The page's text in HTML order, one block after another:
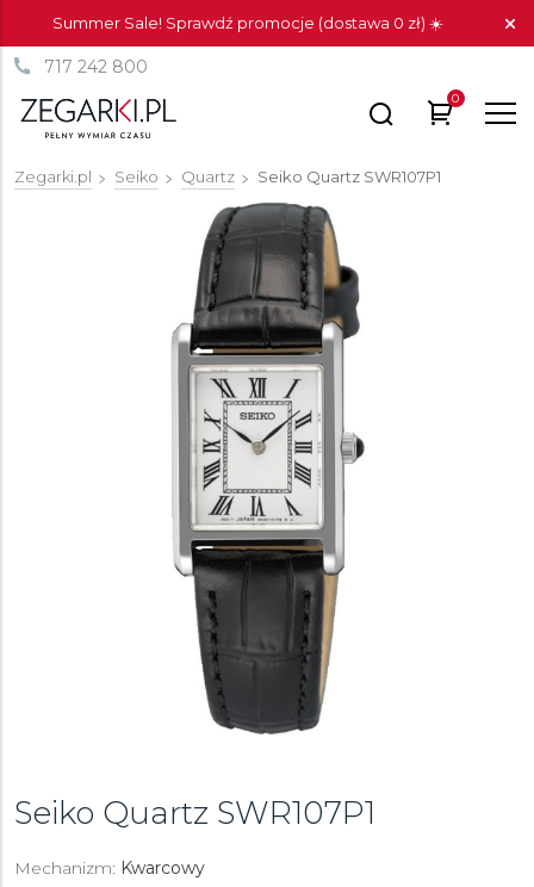
Summer Sale! Sprawdź promocje (dostawa 0 zł) ☀️
717 242 800
0
Zegarki.pl Seiko Quartz Seiko Quartz SWR107P1
Seiko Quartz SWR107P1
Mechanizm: Kwarcowy